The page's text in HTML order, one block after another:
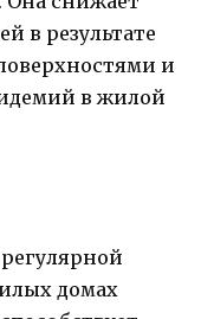
в результате
и
в жилой
домах